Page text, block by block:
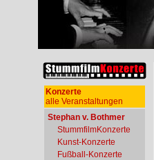
Konzerte
alle Veranstaltungen
Stephan v. Bothmer
StummfilmKonzerte
Kunst-Konzerte
Fußball-Konzerte